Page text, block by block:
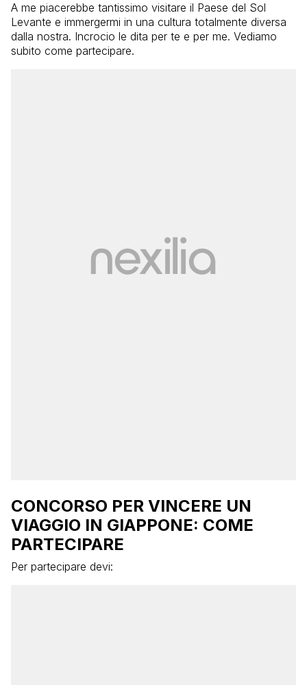
A me piacerebbe tantissimo visitare il Paese del Sol
Levante e immergermi in una cultura totalmente diversa
dalla nostra. Incrocio le dita per te e per me. Vediamo
subito come partecipare.
CONCORSO PER VINCERE UN
VIAGGIO IN GIAPPONE: COME
PARTECIPARE
Per partecipare devi: